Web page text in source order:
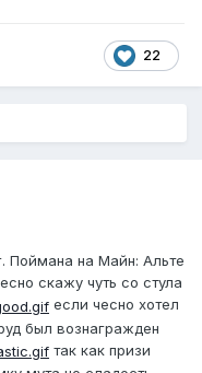
22
Поймана на Майн: Альте
скажу чуть со стула
если чесно хотел
был вознагражден
так как призи